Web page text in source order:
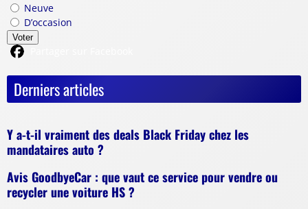
Neuve
D’occasion
Voter
Derniers articles
Y a-t-il vraiment des deals Black Friday chez les
mandataires auto ?
Avis GoodbyeCar : que vaut ce service pour vendre ou
recycler une voiture HS ?